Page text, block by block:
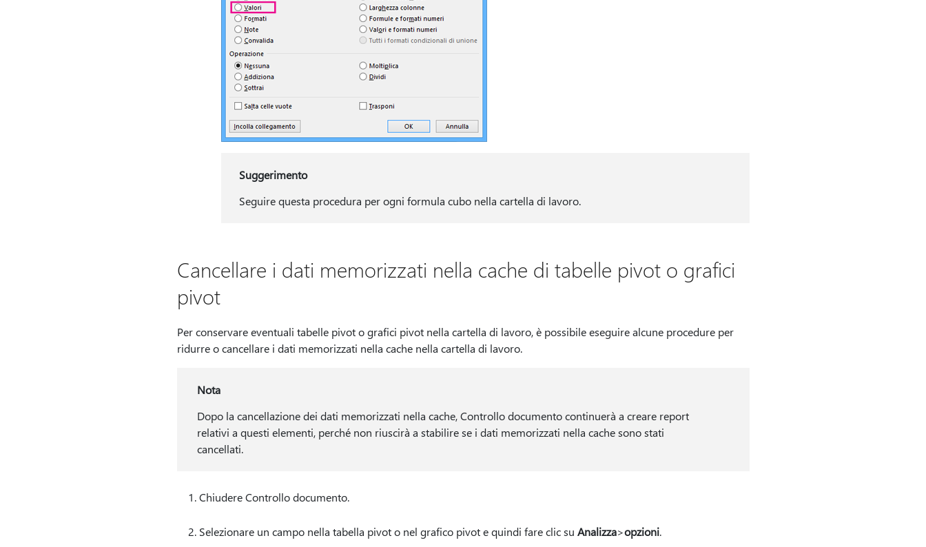
Suggerimento
Seguire questa procedura per ogni formula cubo nella cartella di lavoro.
Cancellare i dati memorizzati nella cache di tabelle pivot o grafici
pivot
Per conservare eventuali tabelle pivot o grafici pivot nella cartella di lavoro, è possibile eseguire alcune procedure per
ridurre o cancellare i dati memorizzati nella cache nella cartella di lavoro.
Nota
Dopo la cancellazione dei dati memorizzati nella cache, Controllo documento continuerà a creare report
relativi a questi elementi, perché non riuscirà a stabilire se i dati memorizzati nella cache sono stati
cancellati.
Chiudere Controllo documento.
Selezionare un campo nella tabella pivot o nel grafico pivot e quindi fare clic su Analizza>opzioni.